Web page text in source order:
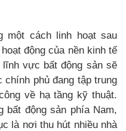
một cách linh hoạt sau
động của nền kinh tế
vực bất động sản sẽ
phủ đang tập trung
về hạ tầng kỹ thuật.
bất động sản phía Nam,
là nơi thu hút nhiều nhà